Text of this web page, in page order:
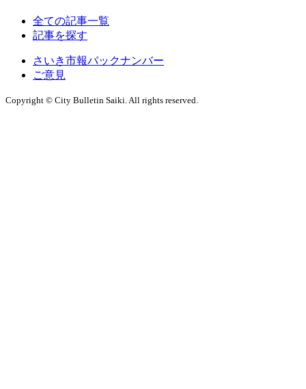
全ての記事一覧
記事を探す
さいき市報バックナンバー
ご意見
Copyright © City Bulletin Saiki. All rights reserved.